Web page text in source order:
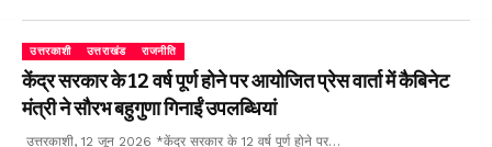
उत्तरकाशी उत्तराखंड राजनीति
केंद्र सरकार के 12 वर्ष पूर्ण होने पर आयोजित प्रेस वार्ता में कैबिनेट
मंत्री ने सौरभ बहुगुणा गिनाईं उपलब्धियां
उत्तरकाशी, 12 जून 2026 *केंद्र सरकार के 12 वर्ष पूर्ण होने पर…